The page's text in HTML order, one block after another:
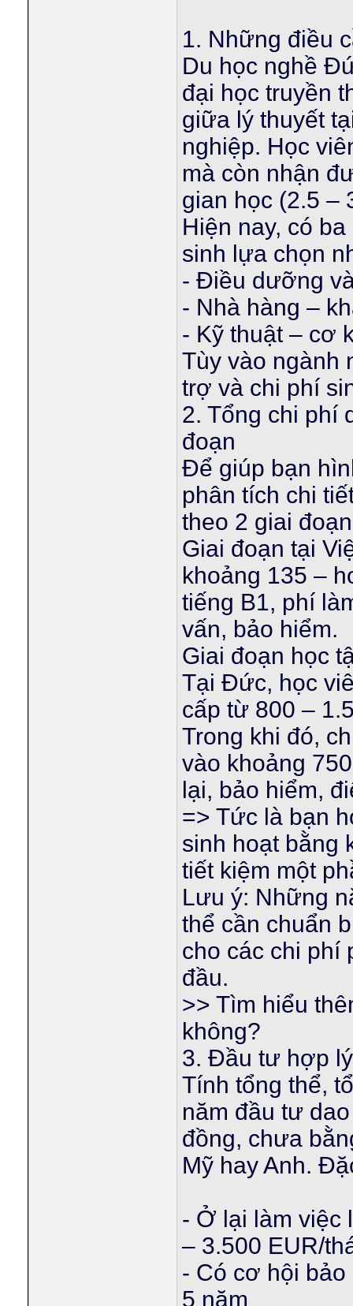
1. Những điều
Du học nghề
đại học truyền
giữa lý thuyết
nghiệp. Học
mà còn nhận
gian học (2.5 –
Hiện nay, có
sinh lựa chọn
- Điều dưỡng
- Nhà hàng –
- Kỹ thuật – cơ
Tùy vào ngành
trợ và chi phí
2. Tổng chi phí
đoạn
Để giúp bạn
phân tích chi
theo 2 giai
Giai đoạn tại
khoảng 135 –
tiếng B1, phí
vấn, bảo hiểm.
Giai đoạn học
Tại Đức, học
cấp từ 800 –
Trong khi đó,
vào khoảng
lại, bảo hiểm,
=> Tức là bạn
sinh hoạt bằng
tiết kiệm một
Lưu ý: Những
thể cần chuẩn
cho các chi phí
đầu.
>> Tìm hiểu
không?
3. Đầu tư hợp
Tính tổng thể,
năm đầu tư
đồng, chưa
Mỹ hay Anh.
- Ở lại làm
– 3.500 EUR/
- Có cơ hội
5 năm